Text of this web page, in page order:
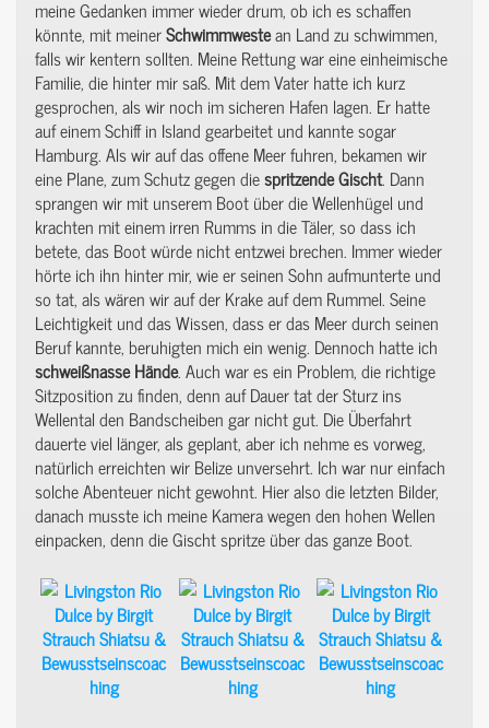
meine Gedanken immer wieder drum, ob ich es schaffen
könnte, mit meinerSchwimmwestean Land zu schwimmen,
falls wir kentern sollten. Meine Rettung war eine einheimische
Familie, die hinter mir saß. Mit dem Vater hatte ich kurz
gesprochen, als wir noch im sicheren Hafen lagen. Er hatte
auf einem Schiff in Island gearbeitet und kannte sogar
Hamburg. Als wir auf das offene Meer fuhren, bekamen wir
eine Plane, zum Schutz gegen diespritzendeGischt. Dann
sprangen wir mit unserem Boot über die Wellenhügel und
krachten mit einem irren Rumms in die Täler, so dass ich
betete, das Boot würde nicht entzwei brechen. Immer wieder
hörte ich ihn hinter mir, wie er seinen Sohn aufmunterte und
so tat, als wären wir auf der Krake auf dem Rummel. Seine
Leichtigkeit und das Wissen, dass er das Meer durch seinen
Beruf kannte, beruhigten mich ein wenig. Dennoch hatte ich
schweißnasseHände. Auch war es ein Problem, die richtige
Sitzposition zu finden, denn auf Dauer tat der Sturz ins
Wellental den Bandscheiben gar nicht gut. Die Überfahrt
dauerte viel länger, als geplant, aber ich nehme es vorweg,
natürlich erreichten wir Belize unversehrt. Ich war nur einfach
solche Abenteuer nicht gewohnt. Hier also die letzten Bilder,
danach musste ich meine Kamera wegen den hohen Wellen
einpacken, denn die Gischt spritze über das ganze Boot.